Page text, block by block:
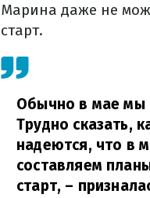
Марина даже не
старт.
Обычно в мае мы
Трудно сказать,
надеются, что в
составляем
старт, –